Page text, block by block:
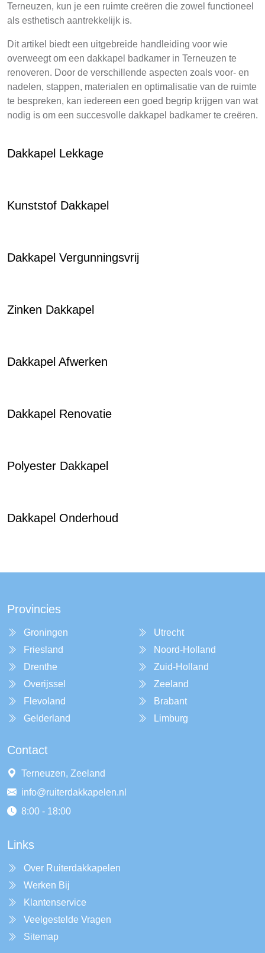
Terneuzen, kun je een ruimte creëren die zowel functioneel
als esthetisch aantrekkelijk is.
Dit artikel biedt een uitgebreide handleiding voor wie
overweegt om een dakkapel badkamer in Terneuzen te
renoveren. Door de verschillende aspecten zoals voor- en
nadelen, stappen, materialen en optimalisatie van de ruimte
te bespreken, kan iedereen een goed begrip krijgen van wat
nodig is om een succesvolle dakkapel badkamer te creëren.
Dakkapel Lekkage
Kunststof Dakkapel
Dakkapel Vergunningsvrij
Zinken Dakkapel
Dakkapel Afwerken
Dakkapel Renovatie
Polyester Dakkapel
Dakkapel Onderhoud
Provincies
Groningen
Friesland
Drenthe
Overijssel
Flevoland
Gelderland
Utrecht
Noord-Holland
Zuid-Holland
Zeeland
Brabant
Limburg
Contact
Terneuzen, Zeeland
info@ruiterdakkapelen.nl
8:00 - 18:00
Links
Over Ruiterdakkapelen
Werken Bij
Klantenservice
Veelgestelde Vragen
Sitemap